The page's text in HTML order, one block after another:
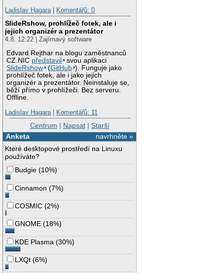
Ladislav Hagara| Komentářů: 0
SlideRshow, prohlížeč fotek, ale i
jejich organizér a prezentátor
4.8. 12:22 | Zajímavý software
Edvard Rejthar na blogu zaměstnanců
CZ.NIC představil
svou aplikaci
SlideRshow
(GitHub ). Funguje jako
prohlížeč fotek, ale i jako jejich
organizér a prezentátor. Neinstaluje se,
běží přímo v prohlížeči. Bez serveru.
Offline.
Ladislav Hagara| Komentářů: 11
Centrum | Napsat| Starší
navrhněte »
Anketa
Které desktopové prostředí na Linuxu
používáte?
Budgie (10%)
Cinnamon (7%)
COSMIC (2%)
GNOME (18%)
KDE Plasma (30%)
LXQt (6%)